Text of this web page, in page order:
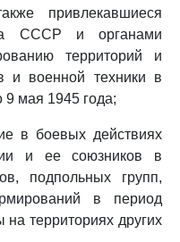
привлекавшиеся
СССР и органами
территорий и
и военной техники в
9 мая 1945 года;
в боевых действиях
и ее союзников в
подпольных групп,
в период
территориях других